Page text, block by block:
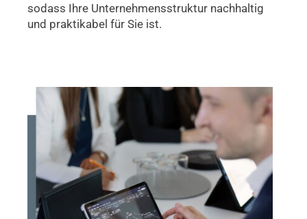
sodass Ihre Unternehmensstruktur nachhaltig
und praktikabel für Sie ist.